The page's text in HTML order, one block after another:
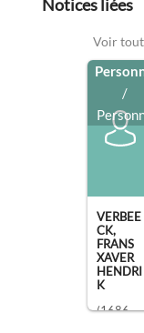
Notices liées
Voir
/
VERBEE
CK,
FRANS
XAVER
HENDRI
K
(1686 -